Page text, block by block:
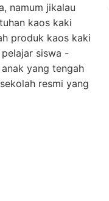
namum jikalau
kaos kaki
produk kaos kaki
siswa -
yang tengah
resmi yang